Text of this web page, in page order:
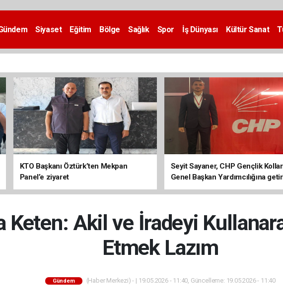
Siyaset Eğitim Bölge Sağlık Spor İş Dünyası Kültür Sanat
KTO Başkanı Öztürk’ten Mekpan
Panel’e ziyaret
Seyit Sayaner, CHP Gençlik
Genel Başkan Yardımcılığına
Keten: Akil ve İradeyi
Etmek Lazım
Gündem (Haber Merkezi) - | 19.05.2026 - 11:40, Güncelleme: 19.05.2026 - 11:40